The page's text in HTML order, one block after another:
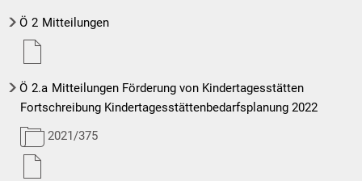
Ö 2 Mitteilungen
Ö 2.a Mitteilungen Förderung von Kindertagesstätten
Fortschreibung Kindertagesstättenbedarfsplanung 2022
2021/375